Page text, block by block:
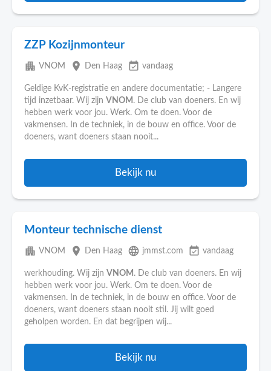
ZZP Kozijnmonteur
apartment VNOM place Den Haag event_available vandaag
Geldige KvK-registratie en andere documentatie; - Langere
tijd inzetbaar. Wij zijn VNOM . De club van doeners. En wij
hebben werk voor jou. Werk. Om te doen. Voor de
vakmensen. In de techniek, in de bouw en office. Voor de
doeners, want doeners staan nooit...
Bekijk nu
Monteur technische dienst
apartment VNOM place Den Haag language jmmst.com event_available vandaag
werkhouding. Wij zijn VNOM . De club van doeners. En wij
hebben werk voor jou. Werk. Om te doen. Voor de
vakmensen. In de techniek, in de bouw en office. Voor de
doeners, want doeners staan nooit stil. Jij wilt goed
geholpen worden. En dat begrijpen wij...
Bekijk nu